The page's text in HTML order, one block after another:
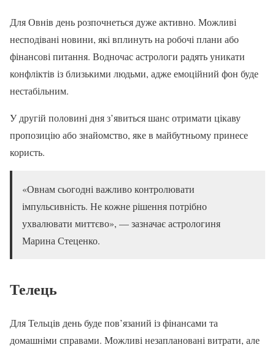
Для Овнів день розпочнеться дуже активно. Можливі
несподівані новини, які вплинуть на робочі плани або
фінансові питання. Водночас астрологи радять уникати
конфліктів із близькими людьми, адже емоційний фон буде
нестабільним.
У другій половині дня з’явиться шанс отримати цікаву
пропозицію або знайомство, яке в майбутньому принесе
користь.
«Овнам сьогодні важливо контролювати
імпульсивність. Не кожне рішення потрібно
ухвалювати миттєво», — зазначає астрологиня
Марина Стеценко.
Телець
Для Тельців день буде пов’язаний із фінансами та
домашніми справами. Можливі незаплановані витрати, але